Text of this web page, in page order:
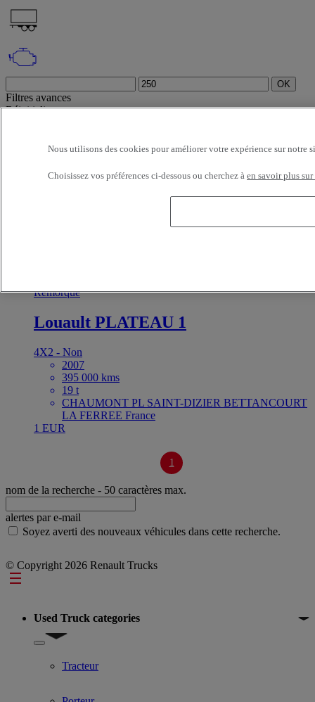
OK
Filtres avances
Réinitialiser
Sélection (1)
12 véhicules par page24 véhicules par page 48 véhicules par page
prix - décroissant prix - croissant
Remorque
Louault PLATEAU 1
4X2 - Non
2007
395 000 kms
19 t
CHAUMONT PL SAINT-DIZIER BETTANCOURT
LA FERREE France
1 EUR
1
nom de la recherche - 50 caractères max.
alertes par e-mail
Soyez averti des nouveaux véhicules dans cette recherche.
© Copyright 2026 Renault Trucks
Footer
Used Truck categories
Show submenu for Used Truck categories
Tracteur
Nous utilisons des cookies pour améliorer votre expérience sur notre
Choisissez vos préférences ci-dessous ou cherchez à en savoir plus